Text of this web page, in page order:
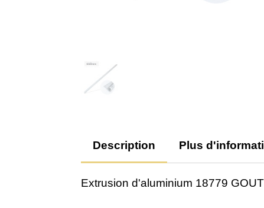
Description Plus
Extrusion d'aluminium 18779